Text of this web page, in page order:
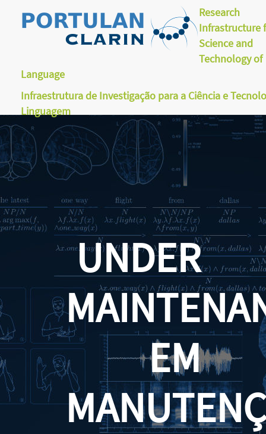
Research
Infrastructure
Science and
Technology of
Language
Infraestrutura de Investigação para a Ciência e
Linguagem
UNDER
EM